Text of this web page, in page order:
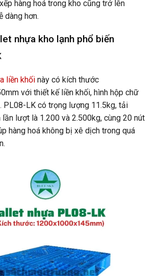
hàng hoá trong kho cũng trở lên
dàng hơn.
nhựa kho lạnh phổ biến
liền khối này có kích thước
với thiết kế liền khối, hình hộp chữ
PL08-LK có trọng lượng 11.5kg, tải
lượt là 1.200 và 2.500kg, cùng 20 nút
hàng hoá không bị xê dịch trong quá